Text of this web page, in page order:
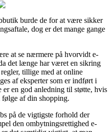
burde de for at være sikker
dog er det mange gange
at se nærmere på hvorvidt e-
det længe har været en sikring
tillige med at online
af eksperter som er indført i
er en god anledning til støtte, hvis
af din shopping.
på de vigtigste forhold der
den ombytningsrettighed e-